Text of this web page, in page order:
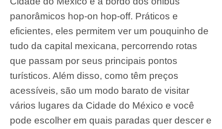
panorâmicos hop-on hop-off. Práticos e
eficientes, eles permitem ver um pouquinho de
tudo da capital mexicana, percorrendo rotas
que passam por seus principais pontos
turísticos. Além disso, como têm preços
acessíveis, são um modo barato de visitar
vários lugares da Cidade do México e você
pode escolher em quais paradas quer descer e